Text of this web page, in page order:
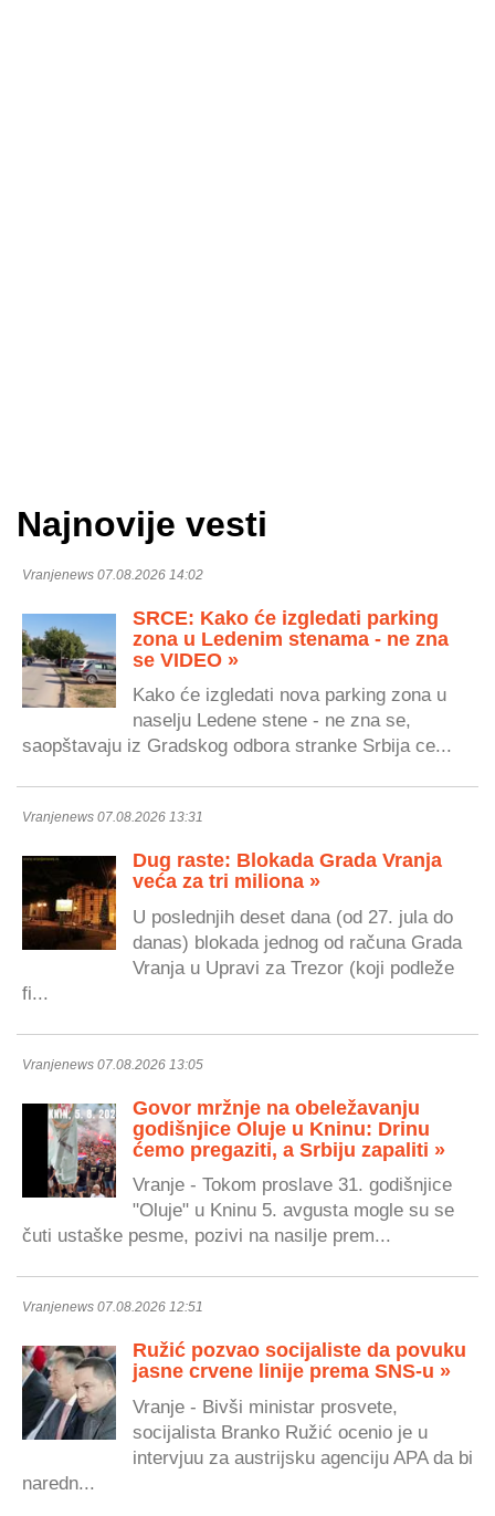
Najnovije vesti
Vranjenews 07.08.2026 14:02
SRCE: Kako će izgledati parking
zona u Ledenim stenama - ne zna
se VIDEO »
Kako će izgledati nova parking zona u
naselju Ledene stene - ne zna se,
saopštavaju iz Gradskog odbora stranke Srbija ce...
Vranjenews 07.08.2026 13:31
Dug raste: Blokada Grada Vranja
veća za tri miliona »
U poslednjih deset dana (od 27. jula do
danas) blokada jednog od računa Grada
Vranja u Upravi za Trezor (koji podleže
fi...
Vranjenews 07.08.2026 13:05
Govor mržnje na obeležavanju
godišnjice Oluje u Kninu: Drinu
ćemo pregaziti, a Srbiju zapaliti »
Vranje - Tokom proslave 31. godišnjice
"Oluje" u Kninu 5. avgusta mogle su se
čuti ustaške pesme, pozivi na nasilje prem...
Vranjenews 07.08.2026 12:51
Ružić pozvao socijaliste da povuku
jasne crvene linije prema SNS-u »
Vranje - Bivši ministar prosvete,
socijalista Branko Ružić ocenio je u
intervjuu za austrijsku agenciju APA da bi
naredn...